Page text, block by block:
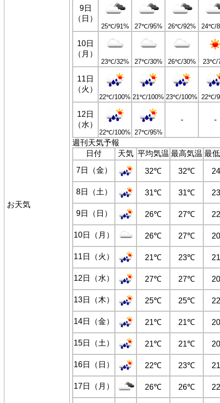
お天気
9日
（日）
25℃/91% 27℃/95% 26℃/92% 24℃/
10日
（月）
23℃/32% 27℃/30% 26℃/30% 23℃/
11日
（火）
22℃/100% 21℃/100% 23℃/100% 22℃/
12日
（水）
22℃/100% 27℃/95%
- -
週刊天気予報
日付
天気 平均気温 最高気温 最
7日（金）
32℃ 32℃
8日（土） 31℃ 31℃
9日（日） 26℃ 27℃
10日（月） 26℃ 27℃
11日（火） 21℃ 23℃
12日（水） 27℃ 27℃
13日（木） 25℃ 25℃
14日（金） 21℃ 21℃
15日（土） 21℃ 21℃
16日（日） 22℃ 23℃
17日（月） 26℃ 26℃